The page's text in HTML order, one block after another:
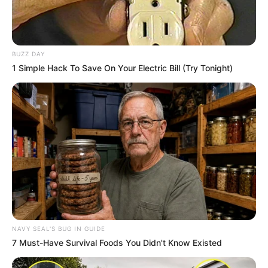
BUZZ DAY
1 Simple Hack To Save On Your Electric Bill (Try Tonight)
NAVY SEAL'S BUG IN GUIDE
7 Must-Have Survival Foods You Didn't Know Existed